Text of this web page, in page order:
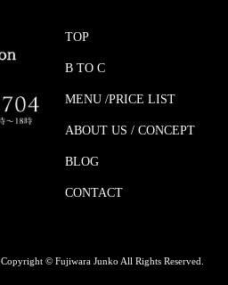
TOP
B TO C
MENU /PRICE LIST
ABOUT US / CONCEPT
BLOG
CONTACT
Copyright © Fujiwara Junko All Rights Reserved.